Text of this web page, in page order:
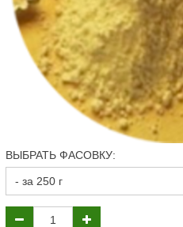
ВЫБРАТЬ ФАСОВКУ: